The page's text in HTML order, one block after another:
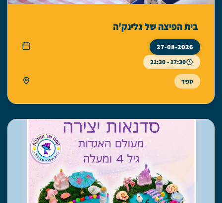
בית הפיצה של גלינק'ה
27-08-2026
17:30 - 21:30
ספיר